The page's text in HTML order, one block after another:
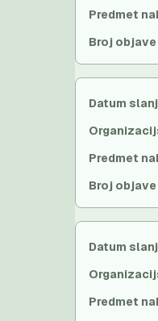
Predmet
Broj objave
Datum
Predmet
Broj objave
Datum
Predmet